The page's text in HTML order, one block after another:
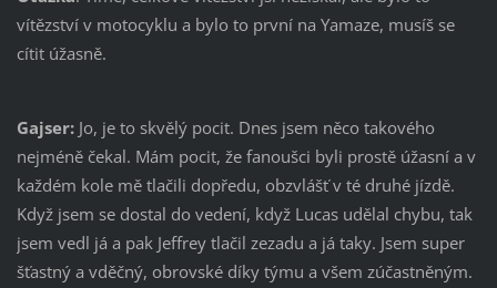
vítězství v motocyklu a bylo to první na Yamaze, musíš se
cítit úžasně.
Gajser: Jo, je to skvělý pocit. Dnes jsem něco takového
nejméně čekal. Mám pocit, že fanoušci byli prostě úžasní a v
každém kole mě tlačili dopředu, obzvlášť v té druhé jízdě.
Když jsem se dostal do vedení, když Lucas udělal chybu, tak
jsem vedl já a pak Jeffrey tlačil zezadu a já taky. Jsem super
šťastný a vděčný, obrovské díky týmu a všem zúčastněným.